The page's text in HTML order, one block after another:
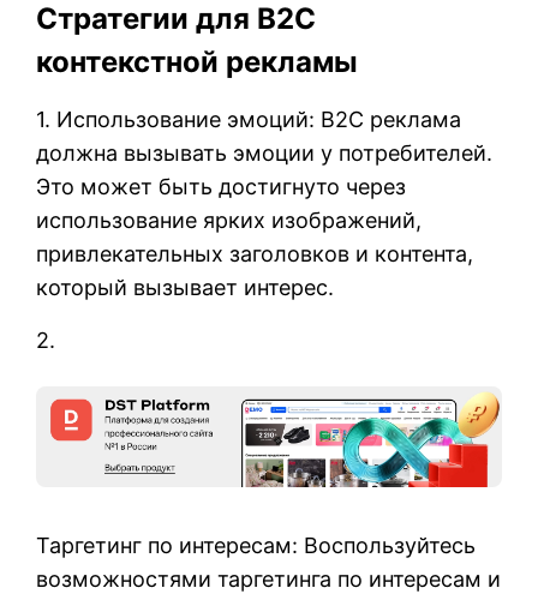
Стратегии для B2C
контекстной рекламы
1. Использование эмоций: B2C реклама
должна вызывать эмоции у потребителей.
Это может быть достигнуто через
использование ярких изображений,
привлекательных заголовков и контента,
который вызывает интерес.
2.
Таргетинг по интересам: Воспользуйтесь
возможностями таргетинга по интересам и